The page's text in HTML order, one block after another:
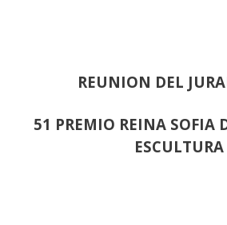
REUNION DEL
51 PREMIO REINA SOFIA
ESCULTURA